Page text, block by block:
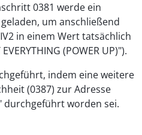
0381 werde ein
um anschließend
in einem Wert tatsächlich
(POWER UP)").
indem eine weitere
(0387) zur Adresse
durchgeführt worden sei.